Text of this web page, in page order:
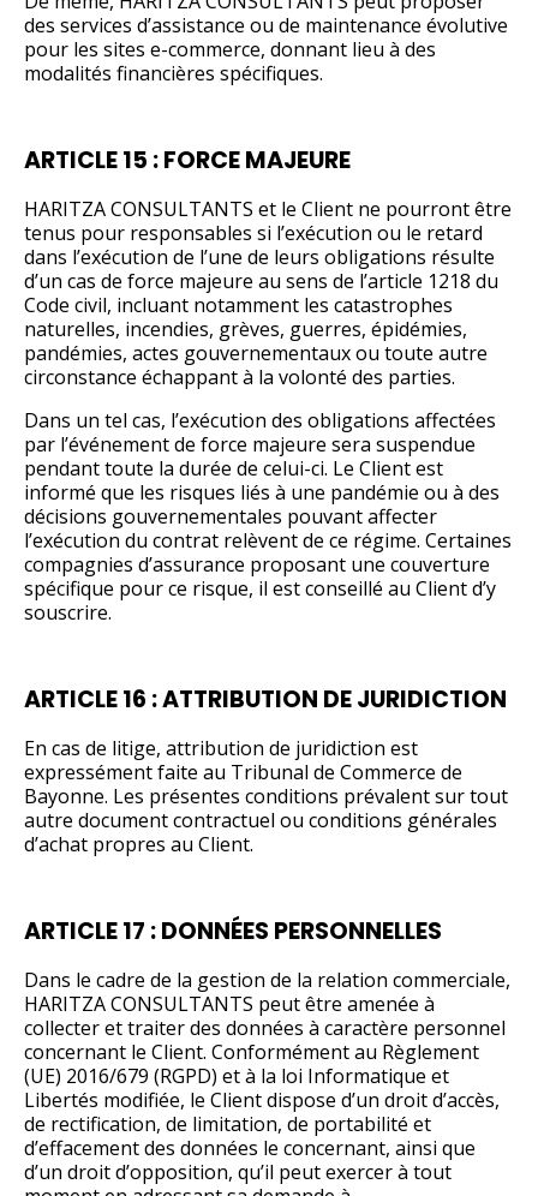
des services d’assistance ou de maintenance évolutive
pour les sites e-commerce, donnant lieu à des
modalités financières spécifiques.
ARTICLE 15 : FORCE MAJEURE
HARITZA CONSULTANTS et le Client ne pourront être
tenus pour responsables si l’exécution ou le retard
dans l’exécution de l’une de leurs obligations résulte
d’un cas de force majeure au sens de l’article 1218 du
Code civil, incluant notamment les catastrophes
naturelles, incendies, grèves, guerres, épidémies,
pandémies, actes gouvernementaux ou toute autre
circonstance échappant à la volonté des parties.
Dans un tel cas, l’exécution des obligations affectées
par l’événement de force majeure sera suspendue
pendant toute la durée de celui-ci. Le Client est
informé que les risques liés à une pandémie ou à des
décisions gouvernementales pouvant affecter
l’exécution du contrat relèvent de ce régime. Certaines
compagnies d’assurance proposant une couverture
spécifique pour ce risque, il est conseillé au Client d’y
souscrire.
ARTICLE 16 : ATTRIBUTION DE JURIDICTION
En cas de litige, attribution de juridiction est
expressément faite au Tribunal de Commerce de
Bayonne. Les présentes conditions prévalent sur tout
autre document contractuel ou conditions générales
d’achat propres au Client.
ARTICLE 17 : DONNÉES PERSONNELLES
Dans le cadre de la gestion de la relation commerciale,
HARITZA CONSULTANTS peut être amenée à
collecter et traiter des données à caractère personnel
concernant le Client. Conformément au Règlement
(UE) 2016/679 (RGPD) et à la loi Informatique et
Libertés modifiée, le Client dispose d’un droit d’accès,
de rectification, de limitation, de portabilité et
d’effacement des données le concernant, ainsi que
d’un droit d’opposition, qu’il peut exercer à tout